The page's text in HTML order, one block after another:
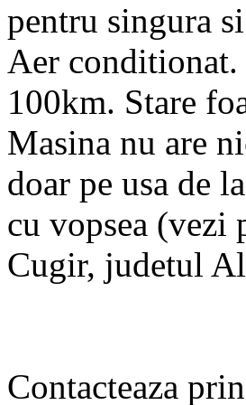
pentru singura
Aer
100km. Stare
Masina nu are
doar pe usa de
cu vopsea
Cugir, judetul
Contacteaza